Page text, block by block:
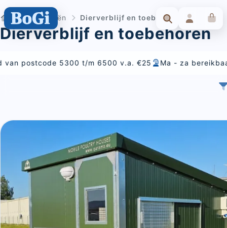
Categorieën Dierverblijf en toebehoren
Dierverblijf en toebehoren
6500 v.a. €25 Ma - za bereikbaar Alles voor voeding,